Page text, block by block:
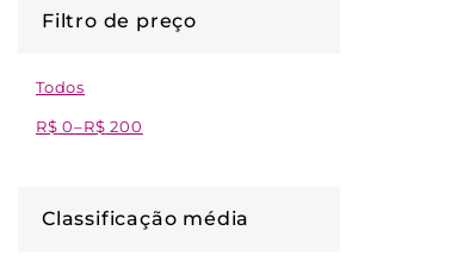
Filtro de preço
Todos
R$ 0–R$ 200
Classificação média